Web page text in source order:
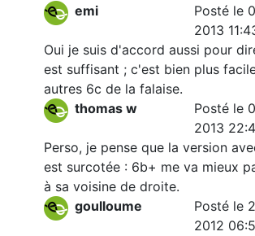
emi
Posté le
2013
Oui je suis d'accord aussi pour
est suffisant ; c'est bien plus
autres 6c de la falaise.
thomas w
Posté le
2013
Perso, je pense que la version
est surcotée : 6b+ me va mieux
à sa voisine de droite.
goulloume
Posté le
2012